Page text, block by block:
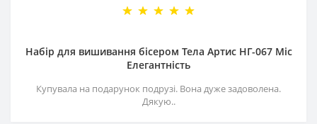
Набір для вишивання бісером Тела Артис НГ-067 Міс
Елегантність
Купувала на подарунок подрузі. Вона дуже задоволена.
Дякую..